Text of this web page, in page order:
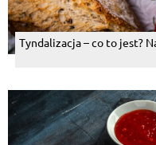
Tyndalizacja – co to jest?